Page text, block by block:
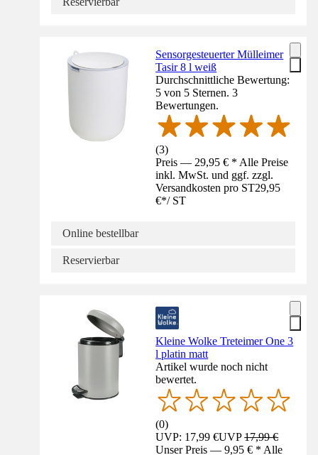
Sensorgesteuerter Mülleimer
Tasir 8 l weiß
Durchschnittliche Bewertung:
5 von 5 Sternen. 3
Bewertungen.
(3)
Preis — 29,95 € * Alle Preise
inkl. MwSt. und ggf. zzgl.
Versandkosten pro ST29,95
€*/ ST
Online bestellbar
Reservierbar
Kleine Wolke Treteimer One 3
l platin matt
Artikel wurde noch nicht
bewertet.
(0)
UVP: 17,99 €UVP17,99 €
Unser Preis — 9,95 € * Alle